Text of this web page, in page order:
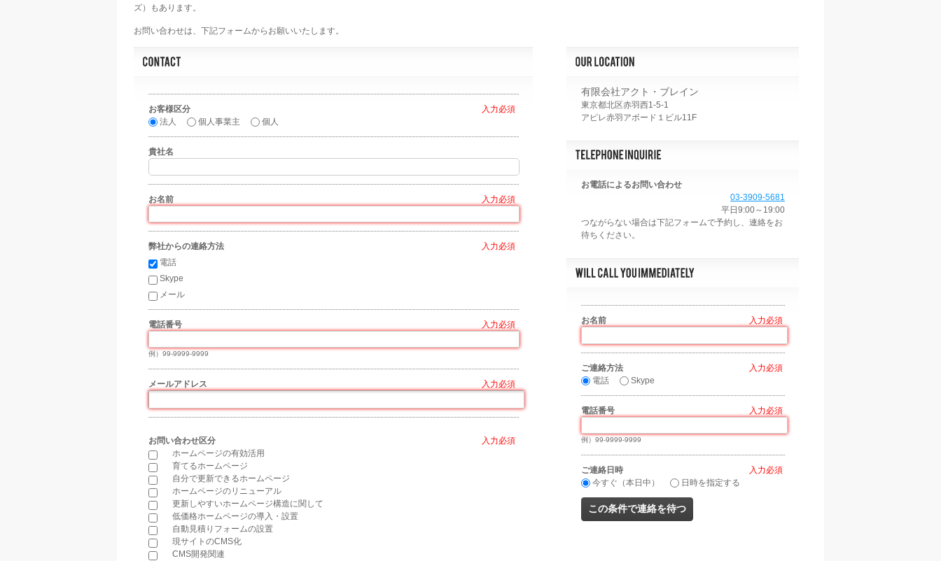
ズ）もあります。
お問い合わせは、下記フォームからお願いいたします。
お客様区分
法人
個人事業主 個人
貴社名
お名前
弊社からの連絡方法
電話
Skype
メール
電話番号
例）99-9999-9999
メールアドレス
お問い合わせ区分
ホームページの有効活用
育てるホームページ
自分で更新できるホームページ
ホームページのリニューアル
更新しやすいホームページ構造に関して
低価格ホームページの導入・設置
自動見積りフォームの設置
現サイトのCMS化
CMS開発関連
有限会社アクト・ブレイン
東京都北区赤羽西1-5-1
アピレ赤羽アボード１ビル11F
お電話によるお問い合わせ
03-3909-5681
平日9:00～19:00
お名前
ご連絡方法
電話
Skype
電話番号
例）99-9999-9999
ご連絡日時
今すぐ（本日中）
日時を指定する